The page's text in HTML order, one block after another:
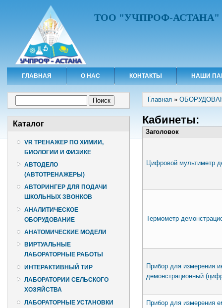
ТОО "УЧПРОФ-АСТАНА"
ГЛАВНАЯ О НАС КОНТАКТЫ НАШИ
Каталог
VR ТРЕНАЖЕР ПО ХИМИИ,
БИОЛОГИИ И ФИЗИКЕ
АВТОДЕЛО
(АВТОТРЕНАЖЕРЫ)
АВТОРИНГЕР ДЛЯ ПОДАЧИ
ШКОЛЬНЫХ ЗВОНКОВ
АНАЛИТИЧЕСКОЕ
ОБОРУДОВАНИЕ
АНАТОМИЧЕСКИЕ МОДЕЛИ
ВИРТУАЛЬНЫЕ
ЛАБОРАТОРНЫЕ РАБОТЫ
ИНТЕРАКТИВНЫЙ ТИР
ЛАБОРАТОРИИ СЕЛЬСКОГО
ХОЗЯЙСТВА
ЛАБОРАТОРНЫЕ УСТАНОВКИ
Вы здесь
Главная »
Кабинеты:
Заголовок
Цифровой мультиметр
Термометр
Прибор для измерения
демонстрационный
Прибор для измерения